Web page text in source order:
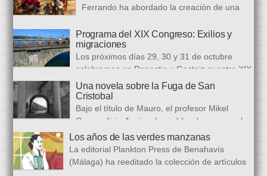
Ferrando ha abordado la creación de una
realidad actual, con numerosas referencias al pasado. El ciclo
se inició en 2024 con Cariño, soy un iai@flauta, continuó en
2025 con Los abrazos aplazados y finalizará con Las
ausencias que heredamos, directamente ligada […]
Programa del XIX Congreso: Exilios y
migraciones
Los próximos días 29, 30 y 31 de octubre
celebramos en Donostia y Gasteiz nuestro XIX
congreso internacional, con especialistas de muy diversas
universidades y procedencias. En esta ocasión se trata de
establecer paralelismos entre los fugitivos de la Guerra Civil
española y estos otros hombres y mujeres que arriban a
nuestro país desde territorios […]
Una novela sobre la Fuga de San
Cristobal
Bajo el título de Mauro, el profesor Mikel
Guerendiain Azpiroz ha publicado una novela
histórica en castellano en la que ficciona los sucesos de la
tristemente fuga del fuerte de San Cristobal, en el monte
Ezkaba, una de las mayores evasiones carcelarias de Europa,
que se convirtió en un auténtico baño de sangre: 206
Los años de las verdes manzanas
La editorial Plankton Press de Benahavís
(Málaga) ha reeditado la colección de artículos